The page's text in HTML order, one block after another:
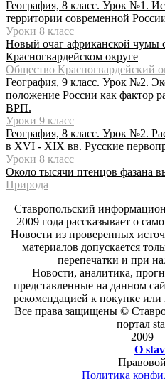
География, 8 класс. Урок №1.
территории современной
Уроки 8 класс
Новый очаг африканской чумы
Красногвардейском округе
Общество Красногвардейский
География, 9 класс. Урок №2.
положение России как фактор
ВРП.
Уроки 9 класс
География, 8 класс. Урок №2.
в XVI - XIX вв. Русские
Уроки 8 класс
Около тысячи птенцов фазана
Природа
Ставропольский
2009 года рассказывает о
Новости из проверенных
материалов допускается
перепечатки и при
Новости, аналитика,
представленные на данном
рекомендацией к покупке
Все права защищены ©
портал
О
Политика